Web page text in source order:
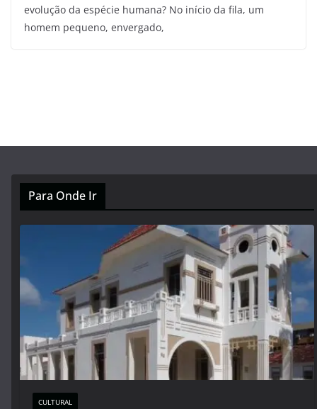
evolução da espécie humana? No início da fila, um
homem pequeno, envergado,
Para Onde Ir
CULTURAL